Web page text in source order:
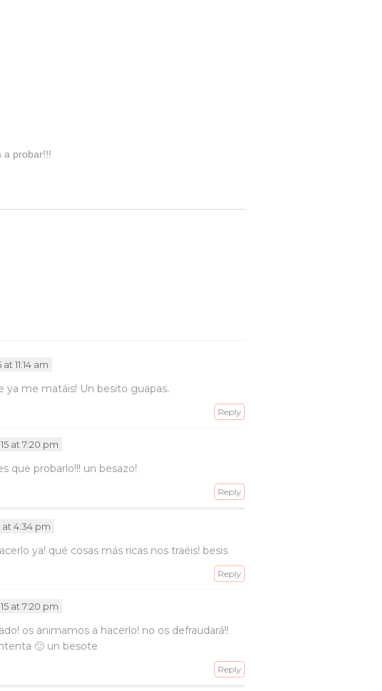
a probar!!!
at 11:14 am
ya me matáis! Un besito guapas.
Reply
at 7:20 pm
que probarlo!!! un besazo!
Reply
at 4:34 pm
ya! qué cosas más ricas nos traéis! besis
Reply
at 7:20 pm
os animamos a hacerlo! no os defraudará!!
🙂 un besote
Reply